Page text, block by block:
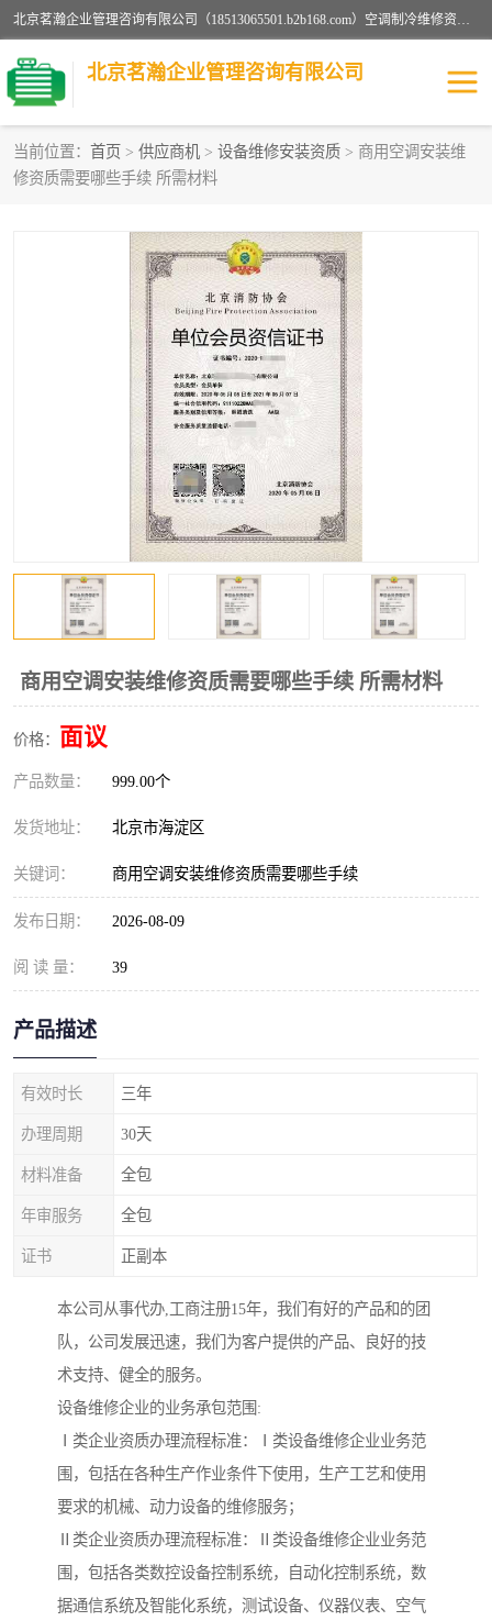
北京茗瀚企业管理咨询有限公司（18513065501.b2b168.com）空调制冷维修资质,油烟管道清洗资质,清洗行业资质公司秉承“顾客至上，锐意进缺的经营理念，我们提供高质量的产品，坚持“客户”的原则为广大客户提供贴心服务。如果你对公司的产品感兴趣，可以联系高经理，我们会用好的产品和服务让您满意。
北京茗瀚企业管理咨询有限公司
当前位置： 首页 > 供应商机 > 设备维修安装资质 > 商用空调安装维
修资质需要哪些手续 所需材料
商用空调安装维修资质需要哪些手续 所需材料
价格： 面议
产品数量： 999.00个
发货地址： 北京市海淀区
关键词： 商用空调安装维修资质需要哪些手续
发布日期： 2026-08-09
阅 读 量： 39
产品描述
有效时长 三年
办理周期 30天
材料准备 全包
年审服务 全包
证书 正副本
本公司从事代办,工商注册15年，我们有好的产品和的团
队，公司发展迅速，我们为客户提供的产品、良好的技
术支持、健全的服务。
设备维修企业的业务承包范围:
Ⅰ类企业资质办理流程标准：Ⅰ类设备维修企业业务范
围，包括在各种生产作业条件下使用，生产工艺和使用
要求的机械、动力设备的维修服务；
Ⅱ类企业资质办理流程标准：Ⅱ类设备维修企业业务范
围，包括各类数控设备控制系统，自动化控制系统，数
据通信系统及智能化系统，测试设备、仪器仪表、空气
烟道清洗资质
认证服务
防爆电气维修安装资质 空调制冷维修安装资质
矿用设备检修资质